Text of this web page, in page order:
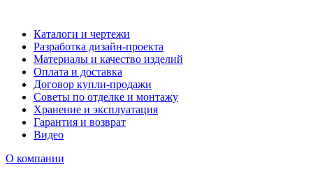
Каталоги и чертежи
Разработка дизайн-проекта
Материалы и качество изделий
Оплата и доставка
Договор купли-продажи
Советы по отделке и монтажу
Хранение и эксплуатация
Гарантия и возврат
Видео
О компании